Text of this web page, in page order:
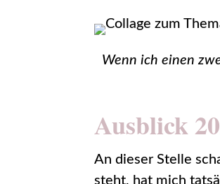
Wenn ich einen
Ausblick
An dieser Stelle
steht, hat mich